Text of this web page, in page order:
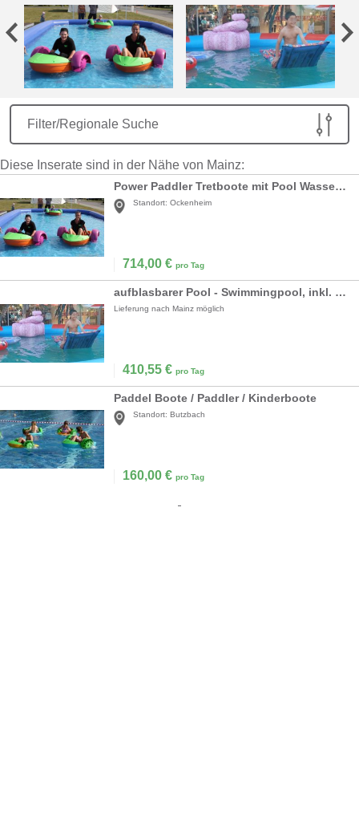
Filter/Regionale Suche
Diese Inserate sind in der Nähe von Mainz:
Power Paddler Tretboote mit Pool Wasserbälle
Standort: Ockenheim
714,00 € pro Tag
aufblasbarer Pool - Swimmingpool, inkl. 19% MwSt
Lieferung nach Mainz möglich
410,55 € pro Tag
Paddel Boote / Paddler / Kinderboote
Standort: Butzbach
160,00 € pro Tag